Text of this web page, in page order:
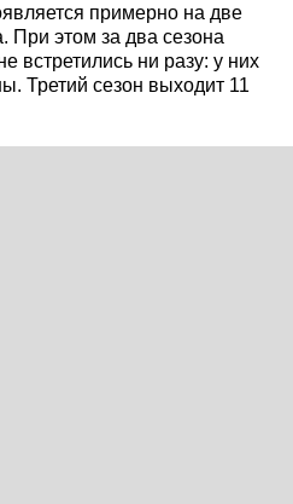
примерно на две
При этом за два сезона
встретились ни разу: у них
Третий сезон выходит 11